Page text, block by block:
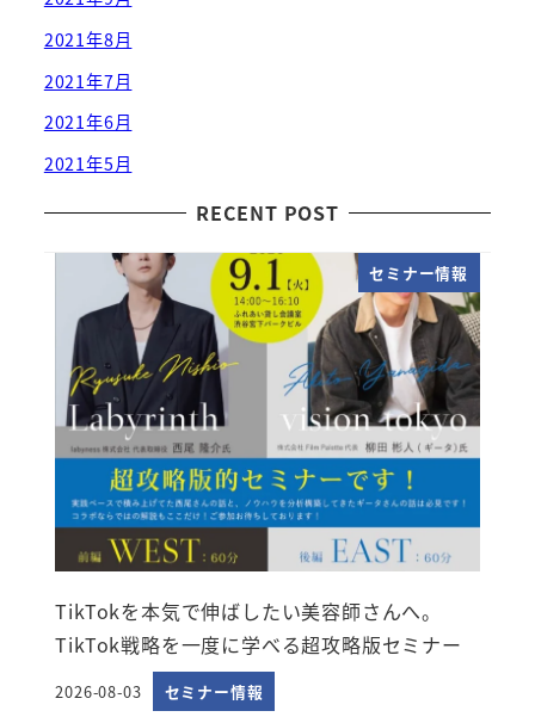
2021年8月
2021年7月
2021年6月
2021年5月
RECENT POST
セミナー情報
TikTokを本気で伸ばしたい美容師さんへ。
TikTok戦略を一度に学べる超攻略版セミナー
投稿日
2026-08-03 セミナー情報